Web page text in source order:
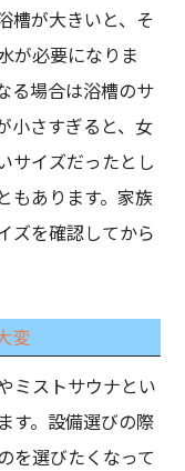
槽が大きいと、そ
が必要になりま
る場合は浴槽のサ
小さすぎると、女
サイズだったとし
もあります。家族
ズを確認してから
変
ミストサウナとい
す。設備選びの際
を選びたくなって